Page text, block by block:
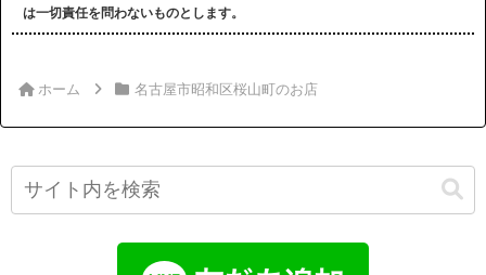
は一切責任を問わないものとします。
ホーム 名古屋市昭和区桜山町のお店